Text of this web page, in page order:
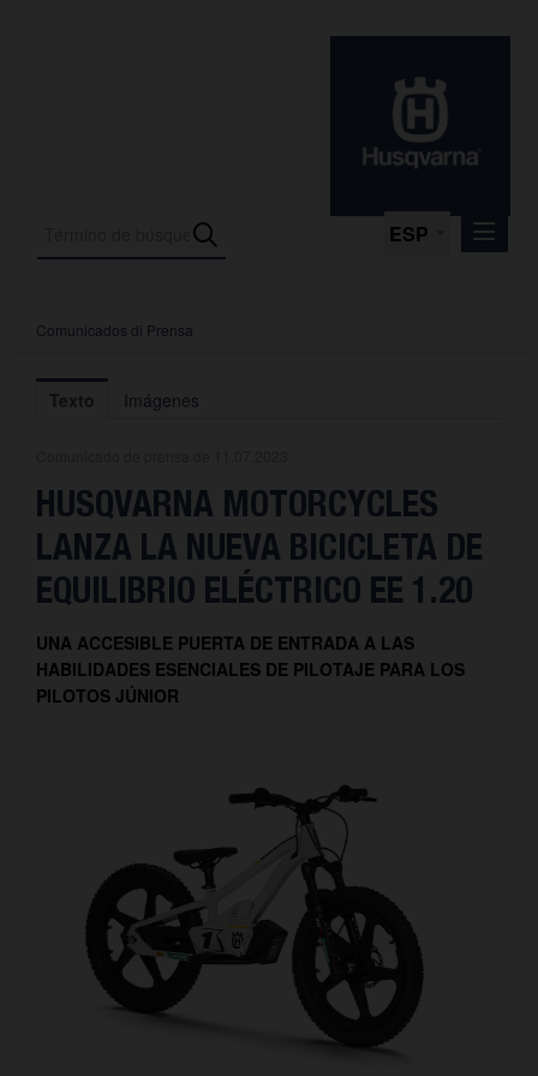
ESP
Comunicados di Prensa
Media
Contacto
Comunicados di Prensa
Texto Imágenes
HUSQVARNA MOTORCYCLES
LANZA LA NUEVA BICICLETA DE
EQUILIBRIO ELÉCTRICO EE 1.20
UNA ACCESIBLE PUERTA DE ENTRADA A LAS
HABILIDADES ESENCIALES DE PILOTAJE PARA LOS
PILOTOS JÚNIOR